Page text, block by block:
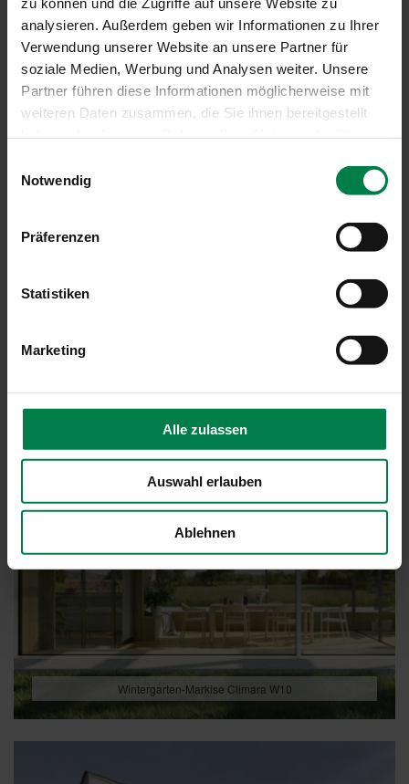
analysieren. Außerdem geben wir Informationen zu Ihrer
Verwendung unserer Website an unsere Partner für
soziale Medien, Werbung und Analysen weiter. Unsere
Partner führen diese Informationen möglicherweise mit
weiteren Daten zusammen, die Sie ihnen bereitgestellt
Notwendig
Präferenzen
Statistiken
Marketing
Alle zulassen
Auswahl erlauben
Ablehnen
Wintergarten-Markise Climara W10